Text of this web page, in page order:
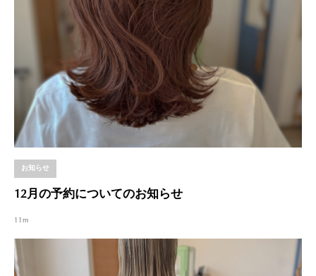
お知らせ
12月の予約についてのお知らせ
11m